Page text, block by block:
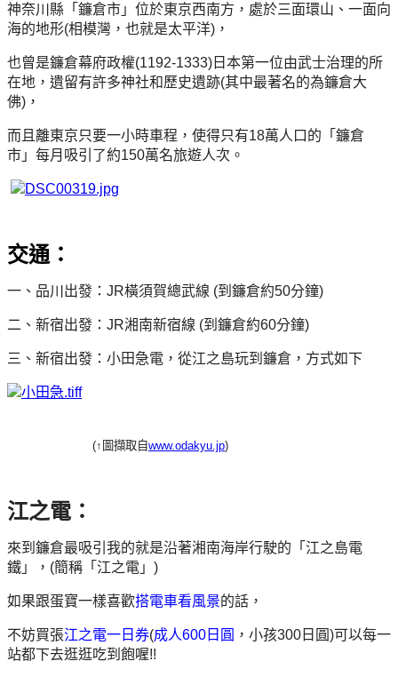
神奈川縣「鐮倉市」位於東京西南方， 處於三面環山、一面向
海的地形(相模灣，也就是太平洋)，
也曾是鐮倉幕府政權(1192-1333)日本第一位由武士治理的所
在地， 遺留有許多神社和歷史遺跡(其中最著名的為鐮倉大
佛)，
而且離東京只要一小時車程， 使得只有18萬人口的「鐮倉
市」每月吸引了約150萬名旅遊人次。
交通：
一、品川出發：JR橫須賀總武線 (到鐮倉約50分鐘)
二、新宿出發：JR湘南新宿線 (到鐮倉約60分鐘)
三、新宿出發：小田急電，從江之島玩到鐮倉，方式如下
(↑圖擷取自www.odakyu.jp)
江之電：
來到鐮倉最吸引我的就是沿著湘南海岸行駛的「江之島電
鐵」，(簡稱「江之電」)
如果跟蛋寶一樣喜歡搭電車看風景的話，
不妨買張江之電一日券(成人600日圓 ，小孩300日圓)可以每一
站都下去逛逛吃到飽喔!!